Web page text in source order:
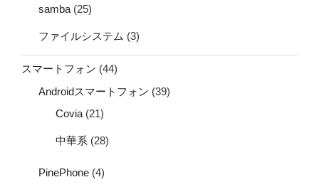
samba (25)
ファイルシステム (3)
スマートフォン (44)
Androidスマートフォン (39)
Covia (21)
中華系 (28)
PinePhone (4)